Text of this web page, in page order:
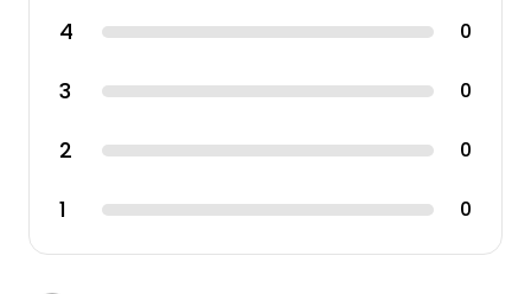
4 0
3 0
2 0
1 0